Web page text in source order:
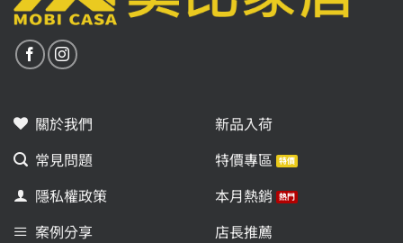
關於我們
常見問題
隱私權政策
案例分享
新品入荷
特價專區
本月熱銷
店長推薦